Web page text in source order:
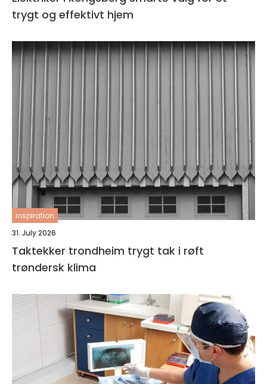
trygt og effektivt hjem
inspiration
31. July 2026
Taktekker trondheim trygt tak i røft
trøndersk klima